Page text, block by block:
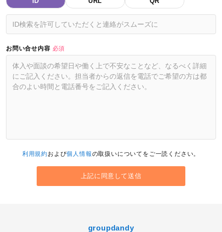
お問い合せ内容 必須
利用規約および個人情報の取扱いについてをご一読ください。
groupdandy